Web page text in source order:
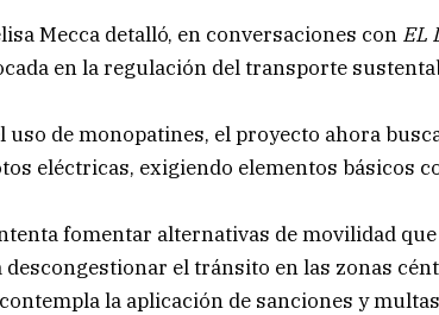
Mecca detalló, en conversaciones con EL
en la regulación del transporte
de monopatines, el proyecto ahora
eléctricas, exigiendo elementos básicos
fomentar alternativas de movilidad
descongestionar el tránsito en las zonas
la aplicación de sanciones y